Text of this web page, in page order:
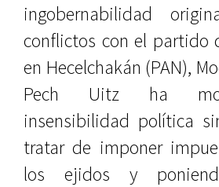
ingobernabilidad
conflictos con el partido
en Hecelchakán (PAN),
Pech Uitz ha
insensibilidad política
tratar de imponer
los ejidos y